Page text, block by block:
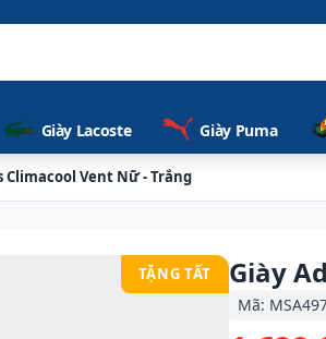
Giày Lacoste Giày Puma
Climacool Vent Nữ - Trắng
TẶNG TẤT Giày
Mã: